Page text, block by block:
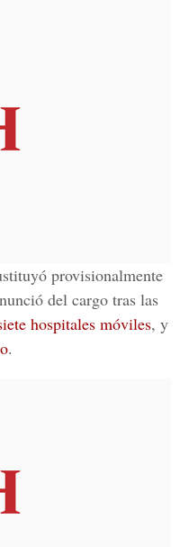
provisionalmente
del cargo tras las
hospitales móviles, y
.